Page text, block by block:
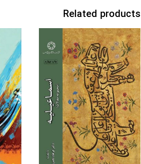
Related products